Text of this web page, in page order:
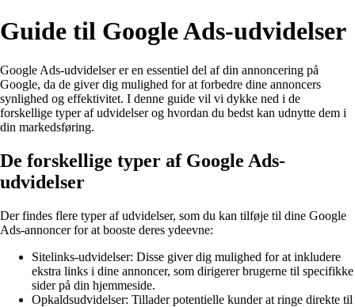
Guide til Google Ads-udvidelser
Google Ads-udvidelser er en essentiel del af din annoncering på
Google, da de giver dig mulighed for at forbedre dine annoncers
synlighed og effektivitet. I denne guide vil vi dykke ned i de
forskellige typer af udvidelser og hvordan du bedst kan udnytte dem i
din markedsføring.
De forskellige typer af Google Ads-
udvidelser
Der findes flere typer af udvidelser, som du kan tilføje til dine Google
Ads-annoncer for at booste deres ydeevne:
Sitelinks-udvidelser: Disse giver dig mulighed for at inkludere
ekstra links i dine annoncer, som dirigerer brugerne til specifikke
sider på din hjemmeside.
Opkaldsudvidelser: Tillader potentielle kunder at ringe direkte til